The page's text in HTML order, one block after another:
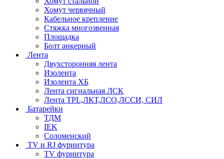
Хомут червячный
Кабельное крепление
Стяжка многозвенная
Площадка
Болт анкерный
Лента
Двухсторонняя лента
Изолента
Изолента ХБ
Лента сигнальная ЛСК
Лента TPL,ЛКТ,ЛСО,ЛССИ, СИЛ
Батарейки
ТДМ
IEK
Соломенский
TV и RJ фурнитура
TV фурнитура